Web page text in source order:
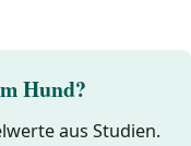
Hund?
aus Studien.